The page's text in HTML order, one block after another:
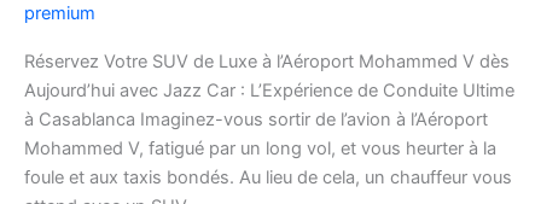
premium
Réservez Votre SUV de Luxe à l’Aéroport Mohammed V dès
Aujourd’hui avec Jazz Car : L’Expérience de Conduite Ultime
à Casablanca Imaginez-vous sortir de l’avion à l’Aéroport
Mohammed V, fatigué par un long vol, et vous heurter à la
foule et aux taxis bondés. Au lieu de cela, un chauffeur vous